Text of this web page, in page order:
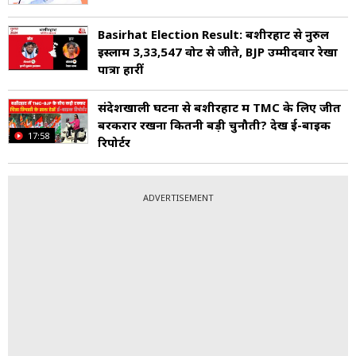
Basirhat Election Result: बशीरहाट से नुरुल
इस्लाम 3,33,547 वोट से जीते, BJP उम्मीदवार रेखा
पात्रा हारीं
17:58
संदेशखाली घटना से बशीरहाट में TMC के लिए जीत
बरकरार रखना कितनी बड़ी चुनौती? देखें ई-बाइक
रिपोर्टर
ADVERTISEMENT